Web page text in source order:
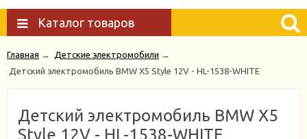
Каталог товаров
Главная → Детские электромобили →
Детский электромобиль BMW X5 Style 12V - HL-1538-WHITE
Детский электромобиль BMW X5
Style 12V - HL-1538-WHITE